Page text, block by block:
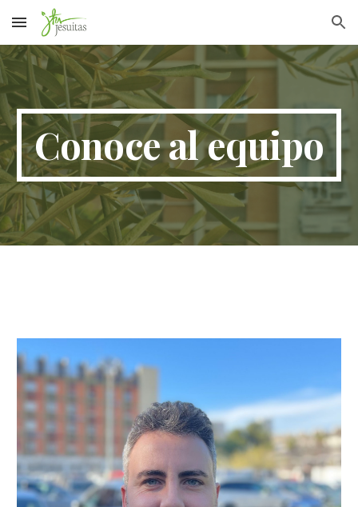
Skip to main content Skip to navigation
Conoce al equipo